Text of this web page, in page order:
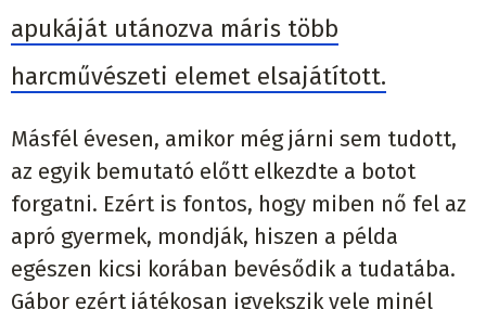
apukáját utánozva máris több
harcművészeti elemet elsajátított.
Másfél évesen, amikor még járni sem tudott,
az egyik bemutató előtt elkezdte a botot
forgatni. Ezért is fontos, hogy miben nő fel az
apró gyermek, mondják, hiszen a példa
egészen kicsi korában bevésődik a tudatába.
Gábor ezért játékosan igyekszik vele minél